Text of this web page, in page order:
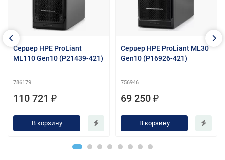
Сервер HPE ProLiant
ML110 Gen10 (P21439-421)
786179
110 721 ₽
В корзину
Сервер HPE ProLiant ML30
Gen10 (P16926-421)
756946
69 250 ₽
В корзину